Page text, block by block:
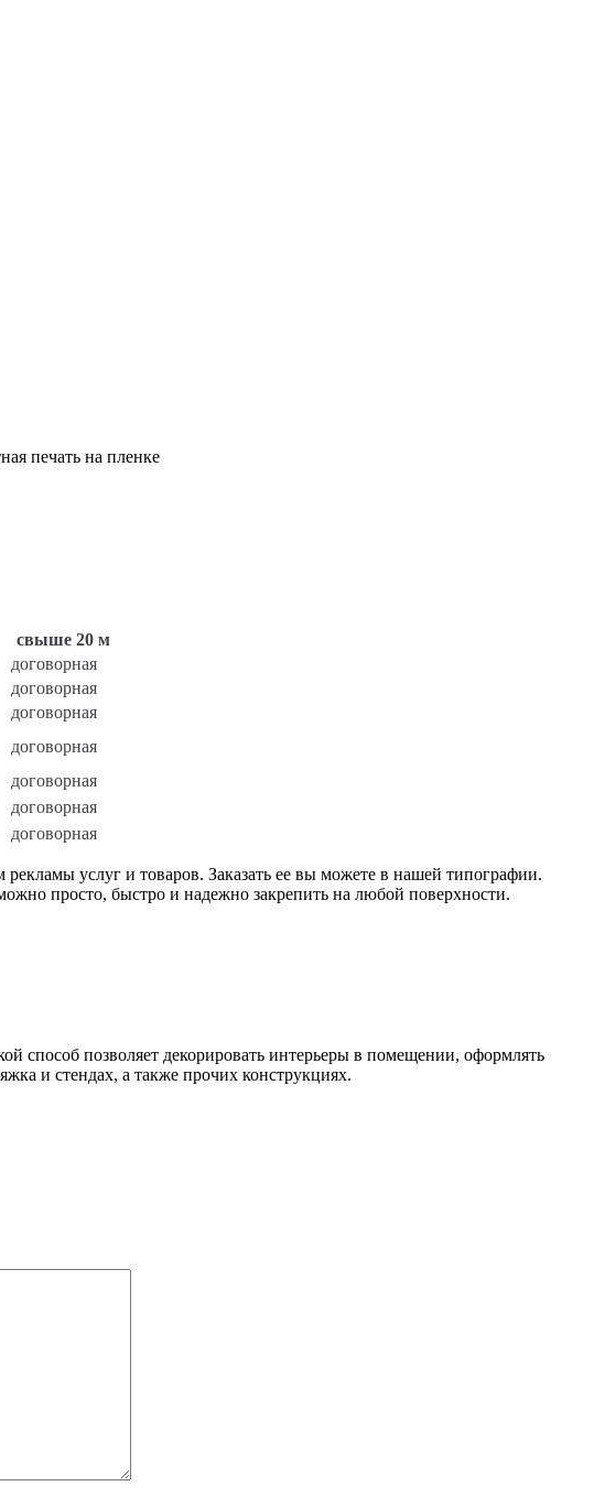
печать на пленке
свыше 20 м
договорная
договорная
договорная
договорная
договорная
договорная
договорная
услуг и товаров. Заказать ее вы можете в нашей типографии.
просто, быстро и надежно закрепить на любой поверхности.
способ позволяет декорировать интерьеры в помещении, оформлять
и стендах, а также прочих конструкциях.